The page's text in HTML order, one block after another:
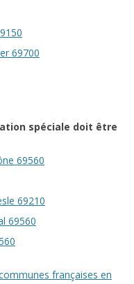
69700
spéciale doit être
69560
69210
69560
françaises en